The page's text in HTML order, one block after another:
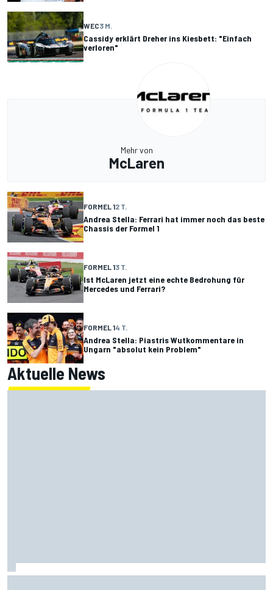
WEC3 M.
Cassidy erklärt Dreher ins Kiesbett: "Einfach
verloren"
Mehr von
McLaren
FORMEL 12 T.
Andrea Stella: Ferrari hat immer noch das beste
Chassis der Formel 1
FORMEL 13 T.
Ist McLaren jetzt eine echte Bedrohung für
Mercedes und Ferrari?
FORMEL 14 T.
Andrea Stella: Piastris Wutkommentare in
Ungarn "absolut kein Problem"
Aktuelle News